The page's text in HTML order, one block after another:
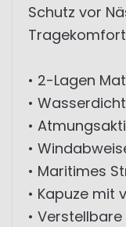
Schutz vor
• 2-Lagen
•
•
•
• Maritimes
• Kapuze mit
•